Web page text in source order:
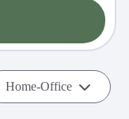
Home-Office